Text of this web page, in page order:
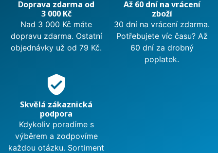
Doprava zdarma od
3 000 Kč
Nad 3 000 Kč máte
dopravu zdarma. Ostatní
objednávky už od 79 Kč.
Až 60 dní na vrácení
zboží
30 dní na vrácení zdarma.
Potřebujete víc času? Až
60 dní za drobný
poplatek.
verified_user
Skvělá zákaznická
podpora
Kdykoliv poradíme s
výběrem a zodpovíme
každou otázku. Sortiment